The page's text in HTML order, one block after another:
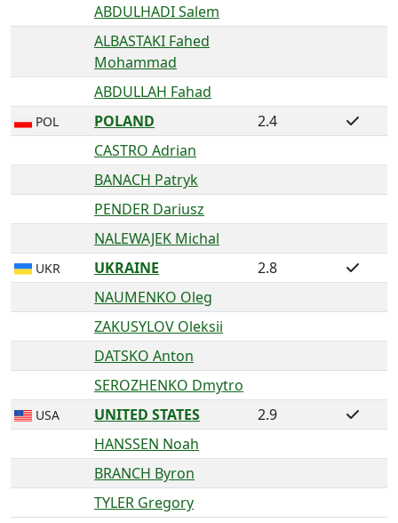
ABDULHADI Salem
ALBASTAKI Fahed
Mohammad
ABDULLAH Fahad
POL POLAND
2.4
CASTRO Adrian
BANACH Patryk
PENDER Dariusz
NALEWAJEK Michal
UKR UKRAINE
2.8
NAUMENKO Oleg
ZAKUSYLOV Oleksii
DATSKO Anton
SEROZHENKO Dmytro
USA UNITED STATES
2.9
HANSSEN Noah
BRANCH Byron
TYLER Gregory